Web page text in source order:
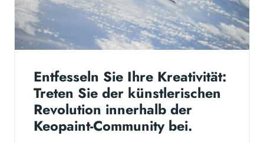
Entfesseln Sie Ihre Kreativität:
Treten Sie der künstlerischen
Revolution innerhalb der
Keopaint-Community bei.